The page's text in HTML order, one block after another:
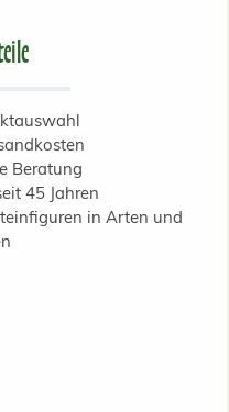
Beratung
45 Jahren
in Arten und